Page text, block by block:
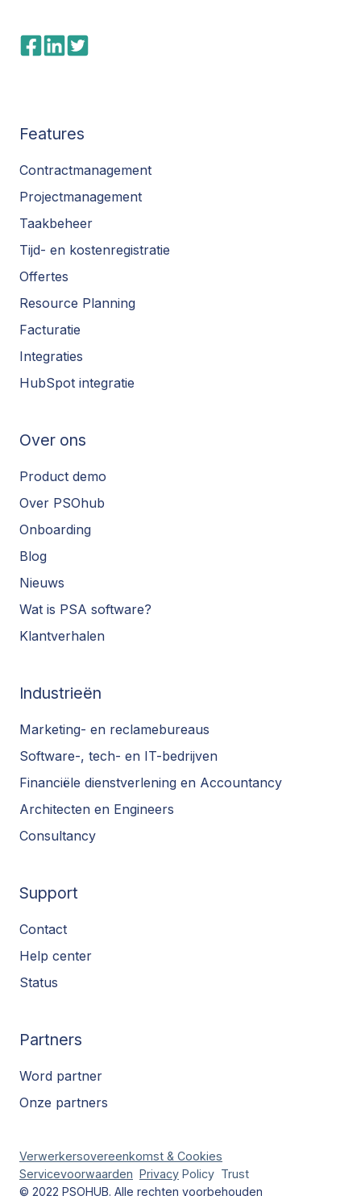
Features
Contractmanagement
Projectmanagement
Taakbeheer
Tijd- en kostenregistratie
Offertes
Resource Planning
Facturatie
Integraties
HubSpot integratie
Over ons
Product demo
Over PSOhub
Onboarding
Blog
Nieuws
Wat is PSA software?
Klantverhalen
Industrieën
Marketing- en reclamebureaus
Software-, tech- en IT-bedrijven
Financiële dienstverlening en Accountancy
Architecten en Engineers
Consultancy
Support
Contact
Help center
Status
Partners
Word partner
Onze partners
Verwerkersovereenkomst & Cookies
Servicevoorwaarden Privacy Policy Trust
© 2022 PSOHUB. Alle rechten voorbehouden